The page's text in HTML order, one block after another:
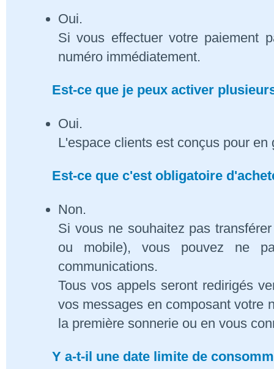
Oui.
Si vous effectuer votre paiement
numéro immédiatement.
Est-ce que je peux activer
Oui.
L'espace clients est conçus pour
Est-ce que c'est obligatoire
Non.
Si vous ne souhaitez pas
ou mobile), vous pouvez ne
communications.
Tous vos appels seront redirigés
vos messages en composant votre
la première sonnerie ou en vous
Y a-t-il une date limite de